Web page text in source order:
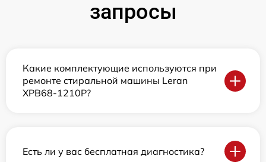
запросы
Какие комплектующие используются при
ремонте стиральной машины Leran
XPB68-1210P?
Есть ли у вас бесплатная диагностика?